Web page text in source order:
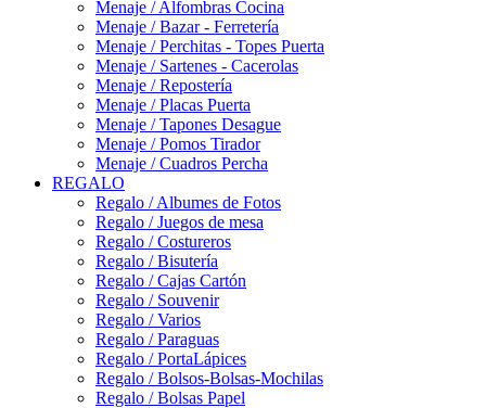
Menaje / Alfombras Cocina
Menaje / Bazar - Ferretería
Menaje / Perchitas - Topes Puerta
Menaje / Sartenes - Cacerolas
Menaje / Repostería
Menaje / Placas Puerta
Menaje / Tapones Desague
Menaje / Pomos Tirador
Menaje / Cuadros Percha
REGALO
Regalo / Albumes de Fotos
Regalo / Juegos de mesa
Regalo / Costureros
Regalo / Bisutería
Regalo / Cajas Cartón
Regalo / Souvenir
Regalo / Varios
Regalo / Paraguas
Regalo / PortaLápices
Regalo / Bolsos-Bolsas-Mochilas
Regalo / Bolsas Papel